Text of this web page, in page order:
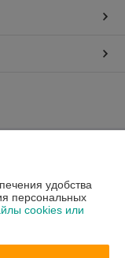
удобства
персональных
cookies или